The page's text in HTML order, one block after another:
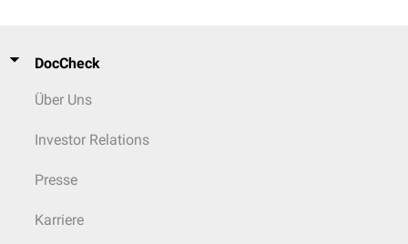
DocCheck
Über Uns
Investor Relations
Presse
Karriere